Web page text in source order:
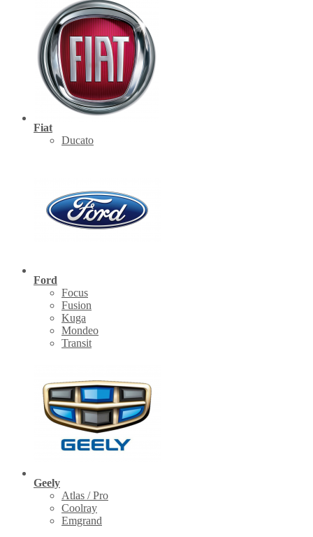
Fiat
Ducato
Ford
Focus
Fusion
Kuga
Mondeo
Transit
Geely
Atlas / Pro
Coolray
Emgrand